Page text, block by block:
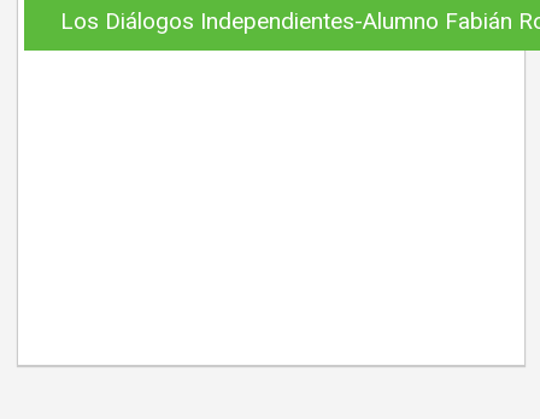
Los Diálogos Independientes-Alumno Fabián